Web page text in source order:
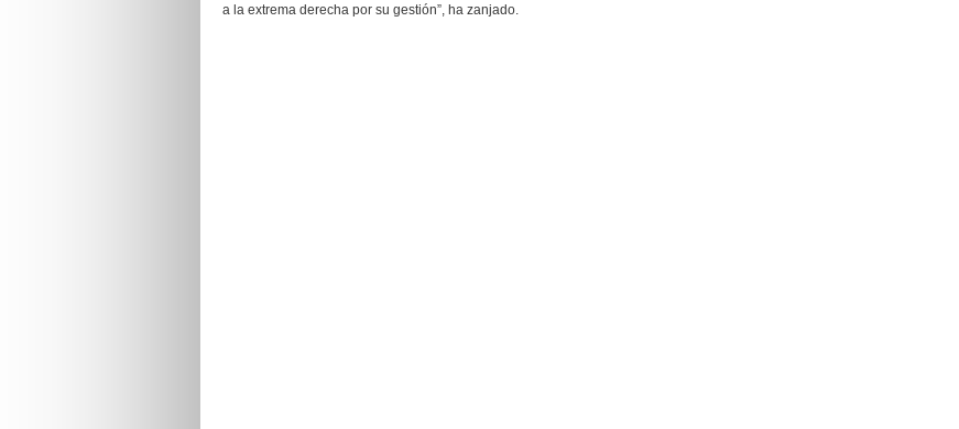
a la extrema derecha por su gestión”, ha zanjado.